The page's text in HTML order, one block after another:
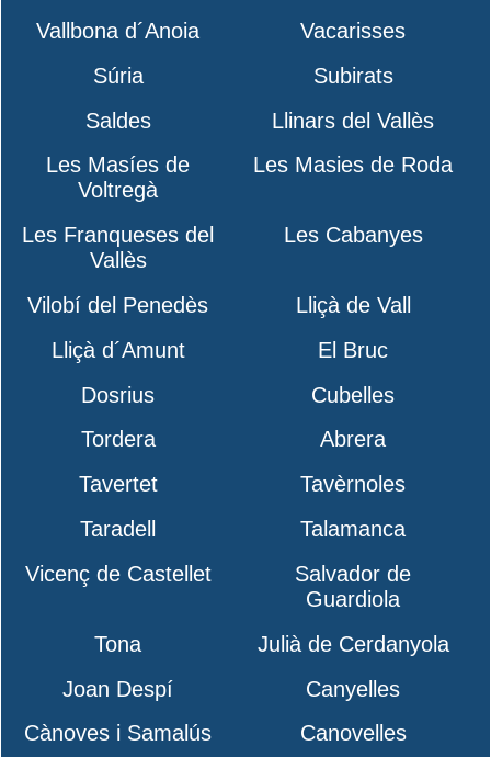
Vallbona d´Anoia
Vacarisses
Súria
Subirats
Saldes
Llinars del Vallès
Les Masíes de
Voltregà
Les Masies de Roda
Les Franqueses del
Vallès
Les Cabanyes
Vilobí del Penedès
Lliçà de Vall
Lliçà d´Amunt
El Bruc
Dosrius
Cubelles
Tordera
Abrera
Tavertet
Tavèrnoles
Taradell
Talamanca
Vicenç de Castellet
Salvador de
Guardiola
Tona
Julià de Cerdanyola
Joan Despí
Canyelles
Cànoves i Samalús
Canovelles